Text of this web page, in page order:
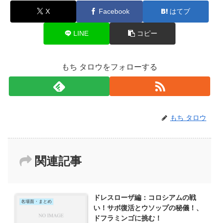
X Facebook はてブ
LINE コピー
もち タロウをフォローする
もち タロウ
関連記事
名場面・まとめ
ドレスローザ編：コロシアムの戦
い！サボ復活とウソップの秘儀！、
ドフラミンゴに挑む！